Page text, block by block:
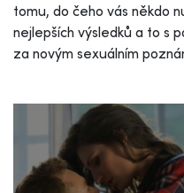
tomu, do čeho vás někdo
nejlepších výsledků a to s
za novým sexuálním